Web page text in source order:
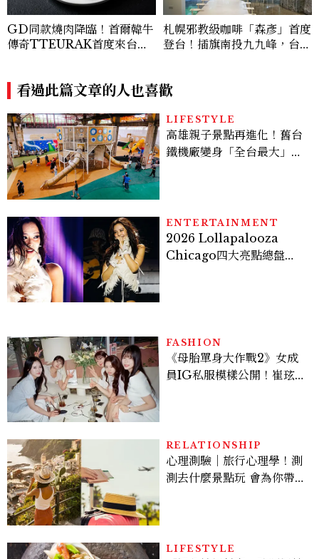
GD同款燒肉降臨！首爾韓牛
傳奇TTEURAK首度來台，
札幌邪教級咖啡「森彥」首度
登台！插旗南投九九峰，台灣
看過此篇文章的人也喜歡
LIFESTYLE
高雄親子景點再進化！舊台
鐵機廠變身「全台最大」半
ENTERTAINMENT
2026 Lollapalooza
Chicago四大亮點總盤
FASHION
《母胎單身大作戰2》女成
員IG私服模樣公開！崔玹諝
RELATIONSHIP
心理測驗｜旅行心理學！測
測去什麼景點玩 會為你帶來
LIFESTYLE